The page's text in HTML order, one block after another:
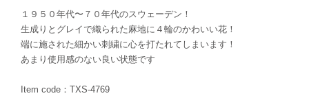
１９５０年代〜７０年代のスウェーデン！
生成りとグレイで織られた麻地に４輪のかわいい花！
端に施された細かい刺繍に心を打たれてしまいます！
あまり使用感のない良い状態です
Item code：TXS-4769